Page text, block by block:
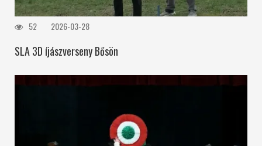
52 2026-03-28
SLA 3D íjászverseny Bősön